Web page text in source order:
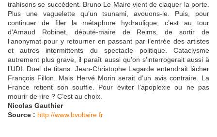
trahisons se succèdent. Bruno Le Maire vient de claquer la porte.
Plus une vaguelette qu’un tsunami, avouons-le. Puis, pour
continuer de filer la métaphore hydraulique, c’est au tour
d’Arnaud Robinet, député-maire de Reims, de sortir de
l’anonymat pour y retourner en passant par l’entrée des artistes
et autres intermittents du spectacle politique. Cataclysme
autrement plus grave, il paraît aussi qu’on s’interrogerait aussi à
l’UDI. Duel de titans. Jean-Christophe Lagarde entendrait lâcher
François Fillon. Mais Hervé Morin serait d’un avis contraire. La
France retient son souffle. Pour éviter l’apoplexie ou ne pas
mourir de rire ? C’est au choix.
Nicolas Gauthier
Source : http://www.bvoltaire.fr